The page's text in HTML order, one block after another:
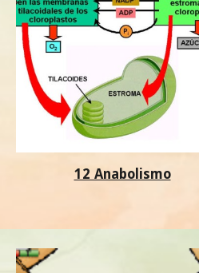
12 Anabolismo